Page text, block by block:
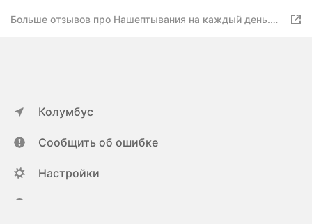
Больше отзывов про Нашептывания на каждый день.
Колумбус
Сообщить об ошибке
Настройки